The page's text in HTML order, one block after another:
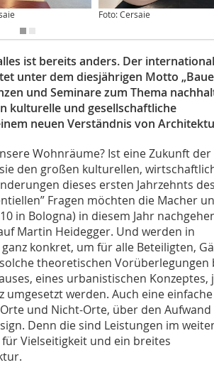
Foto: Cersaie
ist bereits anders. Der
unter dem diesjährigen Motto
und Seminare zum Thema
kulturelle und gesellschaftliche
neuen Verständnis von
Wohnräume? Ist eine Zukunft der
den großen kulturellen,
dieses ersten Jahrzehnts
Fragen möchten die Macher
in Bologna) in diesem Jahr
Martin Heidegger. Und werden in
konkret, um für alle Beteiligten,
theoretischen Vorüberlegungen
eines urbanistischen Konzeptes,
werden. Auch eine einfache
und Nicht-Orte, über den Aufwand
Denn die sind Leistungen im
Vielseitigkeit und ein breites